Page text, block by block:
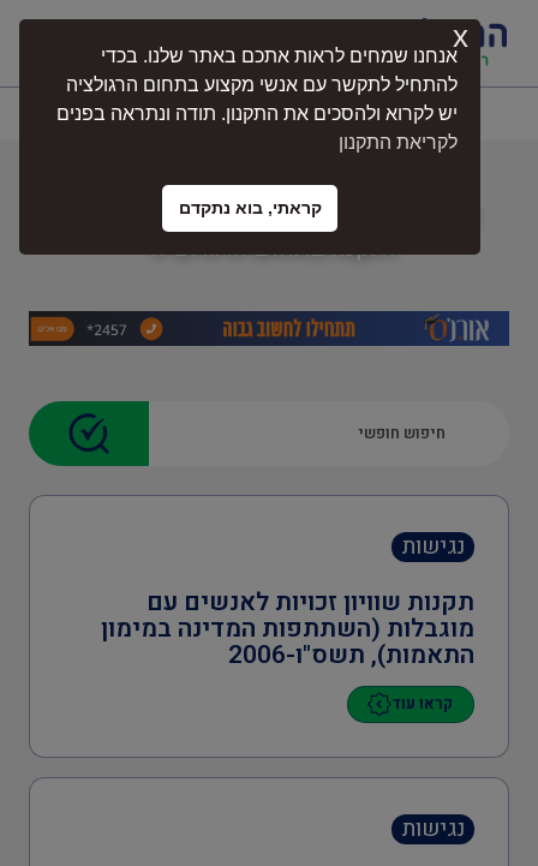
דע את החוק
דע את החוק" מרכז המידע שלך לכל חוק
ותקנה בתחום הרגולציה"
רישוי עסקים
חקלאות
בריאות
כיבוי אש
הגנת הסביבה
נגישות
תקנות שוויון זכויות לאנשים עם
מוגבלות (השתתפות המדינה במימון
התאמות), תשס"ו-2006
קראו עוד
נגישות
אנחנו שמחים לראות אתכם באתר שלנו. בכדי
להתחיל לתקשר עם אנשי מקצוע בתחום הרגולציה
יש לקרוא ולהסכים את התקנון. תודה ונתראה בפנים
לקריאת התקנון
קראתי, בוא נתקדם
x